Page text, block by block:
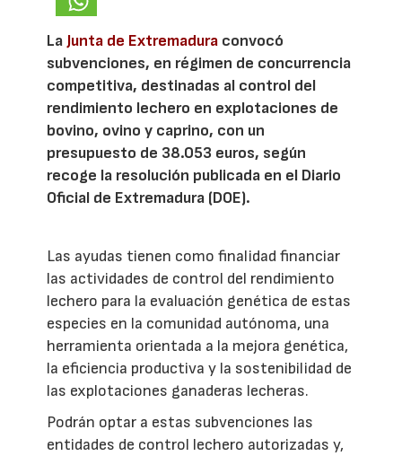
La Junta de Extremadura convocó
subvenciones, en régimen de concurrencia
competitiva, destinadas al control del
rendimiento lechero en explotaciones de
bovino, ovino y caprino, con un
presupuesto de 38.053 euros, según
recoge la resolución publicada en el Diario
Oficial de Extremadura (DOE).
Las ayudas tienen como finalidad financiar
las actividades de control del rendimiento
lechero para la evaluación genética de estas
especies en la comunidad autónoma, una
herramienta orientada a la mejora genética,
la eficiencia productiva y la sostenibilidad de
las explotaciones ganaderas lecheras.
Podrán optar a estas subvenciones las
entidades de control lechero autorizadas y,